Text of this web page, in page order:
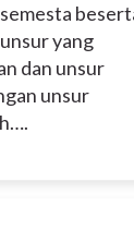
yang
dan unsur
unsur